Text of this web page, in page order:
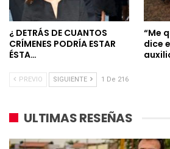
¿ DETRÁS DE CUANTOS
CRÍMENES PODRÍA ESTAR
ÉSTA…
“Me
dice
PREVIO SIGUIENTE 1 De 216
ULTIMAS RESEÑAS